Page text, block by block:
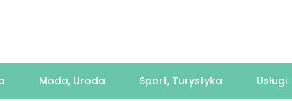
Moda, Uroda Sport, Turystyka Usługi